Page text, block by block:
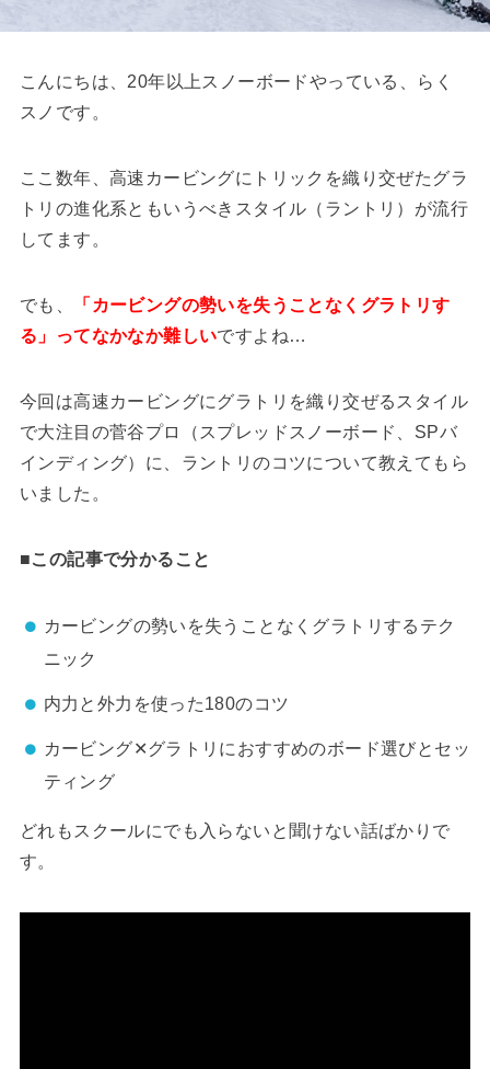
こんにちは、20年以上スノーボードやっている、らく
スノです。
ここ数年、高速カービングにトリックを織り交ぜたグラ
トリの進化系ともいうべきスタイル（ラントリ）が流行
してます。
でも、
「カービングの勢いを失うことなくグラトリす
る」ってなかなか難しいですよね…
今回は高速カービングにグラトリを織り交ぜるスタイル
で大注目の菅谷プロ（スプレッドスノーボード、SPバ
インディング）に、ラントリのコツについて教えてもら
いました。
■この記事で分かること
カービングの勢いを失うことなくグラトリするテク
ニック
内力と外力を使った180のコツ
カービング✕グラトリにおすすめのボード選びとセッ
ティング
どれもスクールにでも入らないと聞けない話ばかりで
す。